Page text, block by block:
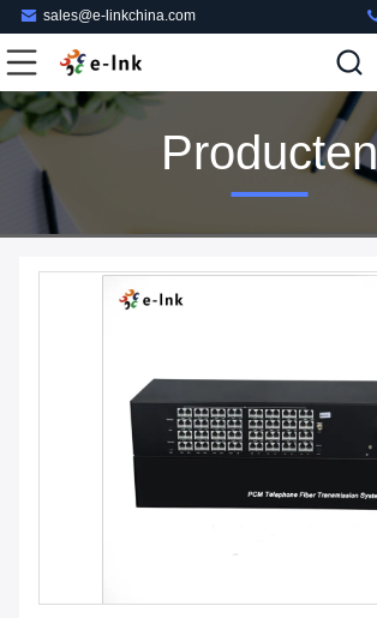
sales@e-linkchina.com
Producten